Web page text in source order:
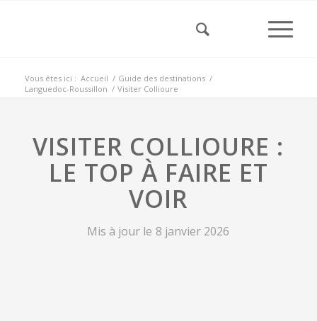
Vous êtes ici : Accueil / Guide des destinations /
Languedoc-Roussillon / Visiter Collioure
VISITER COLLIOURE :
LE TOP À FAIRE ET
VOIR
Mis à jour le 8 janvier 2026